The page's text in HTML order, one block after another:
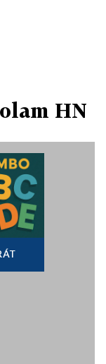
HN